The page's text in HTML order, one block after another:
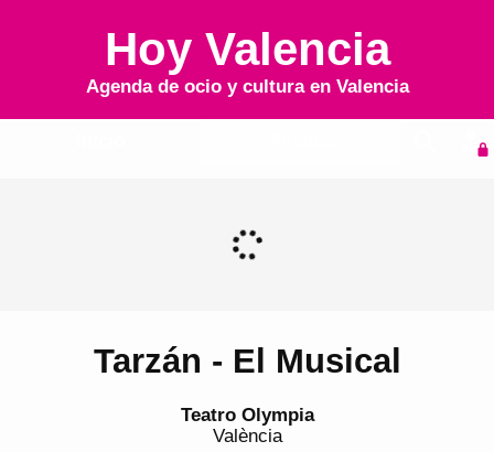
Hoy Valencia
Agenda de ocio y cultura en Valencia
Tarzán - El Musical
Teatro Olympia
València